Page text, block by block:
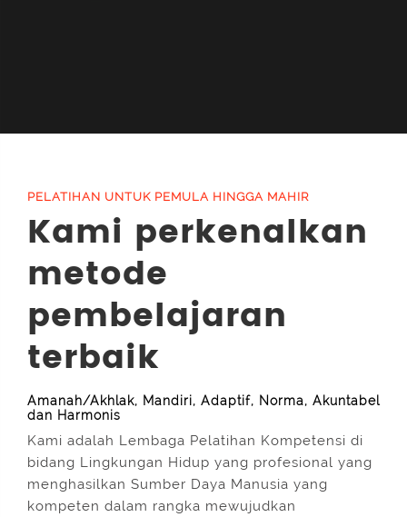
PELATIHAN UNTUK PEMULA HINGGA MAHIR
Kami perkenalkan
metode
pembelajaran
terbaik
Amanah/Akhlak, Mandiri, Adaptif, Norma, Akuntabel
dan Harmonis
Kami adalah Lembaga Pelatihan Kompetensi di
bidang Lingkungan Hidup yang profesional yang
menghasilkan Sumber Daya Manusia yang
kompeten dalam rangka mewujudkan